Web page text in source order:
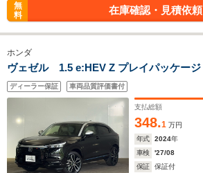
無
料
在庫確認・見積依頼
ホンダ
ヴェゼル 1.5 e:HEV Z プレイパッケージ
ディーラー保証 車両品質評価書付
支払総額
348.1 万円
年式
2024年
車検
'27/08
保証
保証付